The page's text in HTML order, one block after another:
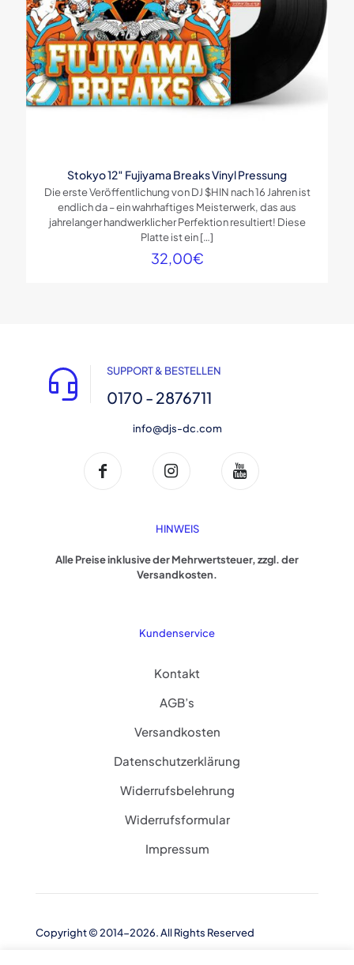
Stokyo 12″ Fujiyama Breaks Vinyl Pressung
Die erste Veröffentlichung von DJ $HIN nach 16 Jahren ist
endlich da – ein wahrhaftiges Meisterwerk, das aus
jahrelanger handwerklicher Perfektion resultiert! Diese
Platte ist ein[…]
32,00€
SUPPORT & BESTELLEN
0170 - 2876711
info@djs-dc.com
HINWEIS
Alle Preise inklusive der Mehrwertsteuer, zzgl. der
Versandkosten.
Kundenservice
Kontakt
AGB’s
Versandkosten
Datenschutzerklärung
Widerrufsbelehrung
Widerrufsformular
Impressum
Copyright © 2014-2026. All Rights Reserved